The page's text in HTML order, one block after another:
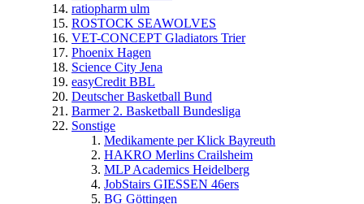
ratiopharm ulm
ROSTOCK SEAWOLVES
VET-CONCEPT Gladiators Trier
Phoenix Hagen
Science City Jena
easyCredit BBL
Deutscher Basketball Bund
Barmer 2. Basketball Bundesliga
Sonstige
Medikamente per Klick Bayreuth
HAKRO Merlins Crailsheim
MLP Academics Heidelberg
JobStairs GIESSEN 46ers
BG Göttingen